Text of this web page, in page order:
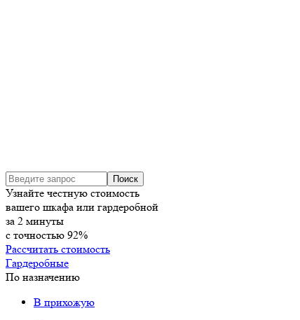
Узнайте честную стоимость
вашего шкафа или гардеробной
за 2 минуты
с точностью 92%
Рассчитать стоимость
Гардеробные
По назначению
В прихожую